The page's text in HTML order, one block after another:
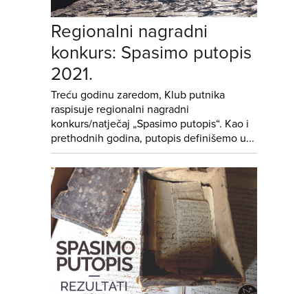
Regionalni nagradni
konkurs: Spasimo putopis
2021.
Treću godinu zaredom, Klub putnika
raspisuje regionalni nagradni
konkurs/natječaj „Spasimo putopis“. Kao i
prethodnih godina, putopis definišemo u...